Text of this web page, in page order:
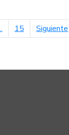
15 Siguiente